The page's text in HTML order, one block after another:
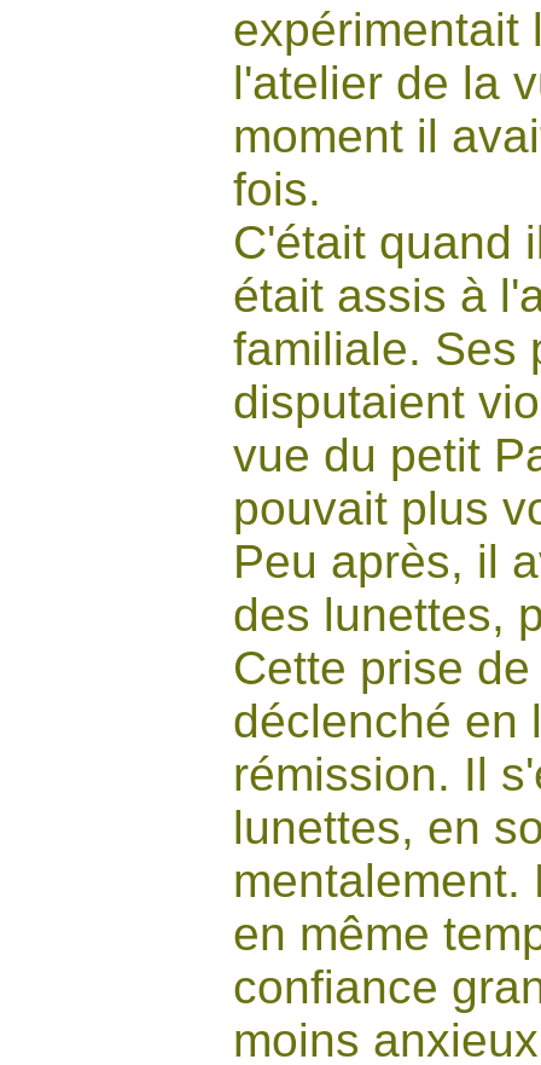
expérimentait
l'atelier de la
moment il
fois.
C'était quand
était assis à
familiale. Ses
disputaient
vue du petit
pouvait plus
Peu après, il
des lunettes,
Cette prise
déclenché en
rémission. Il
lunettes, en
mentalement.
en même
confiance
moins